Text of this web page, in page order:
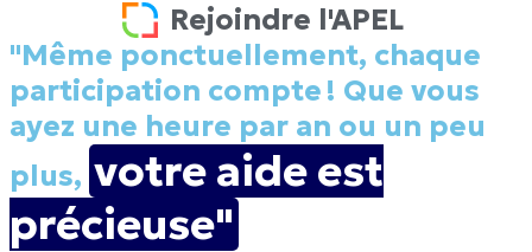
Rejoindre l'APEL
"Même ponctuellement, chaque
participation compte ! Que vous
ayez une heure par an ou un peu
plus, votre aide est
précieuse"